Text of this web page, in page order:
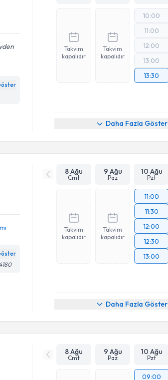
Takvim
kapalıdır
Takvim
kapalıdır
10:00
11:00
12:00
13:00
13:30
Daha Fazla Göster
8 Ağu
Cmt
9 Ağu
Paz
10 Ağu
Pzt
Takvim
kapalıdır
Takvim
kapalıdır
11:00
11:30
12:00
12:30
13:00
Daha Fazla Göster
8 Ağu
Cmt
9 Ağu
Paz
10 Ağu
Pzt
09:00